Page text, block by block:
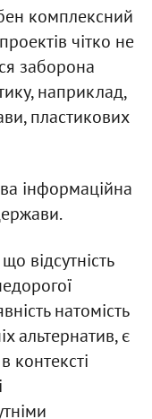
комплексний
чітко не
заборона
наприклад,
пластикових
інформаційна
відсутність
натомість
альтернатив, є
контексті